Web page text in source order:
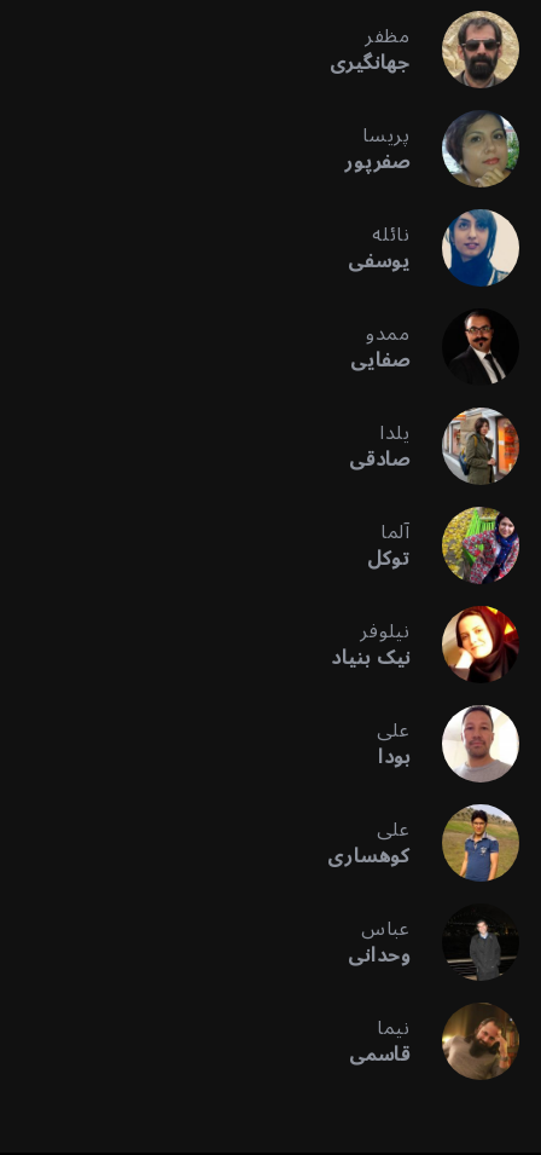
مظفر
جهانگیری
پریسا
صفرپور
نائله
یوسفی
ممدو
صفایی
یلدا
صادقی
آلما
توکل
نیلوفر
نیک بنیاد
علی
بودا
علی
کوهساری
عباس
وحدانی
نیما
قاسمی